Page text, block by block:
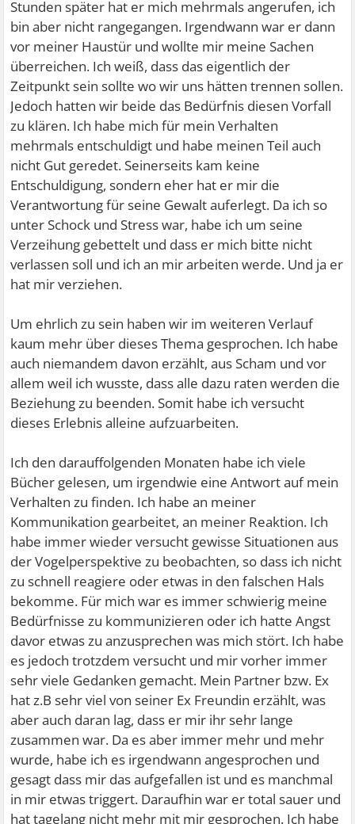
Stunden später hat er mich mehrmals angerufen, ich
bin aber nicht rangegangen. Irgendwann war er dann
vor meiner Haustür und wollte mir meine Sachen
überreichen. Ich weiß, dass das eigentlich der
Zeitpunkt sein sollte wo wir uns hätten trennen sollen.
Jedoch hatten wir beide das Bedürfnis diesen Vorfall
zu klären. Ich habe mich für mein Verhalten
mehrmals entschuldigt und habe meinen Teil auch
nicht Gut geredet. Seinerseits kam keine
Entschuldigung, sondern eher hat er mir die
Verantwortung für seine Gewalt auferlegt. Da ich so
unter Schock und Stress war, habe ich um seine
Verzeihung gebettelt und dass er mich bitte nicht
verlassen soll und ich an mir arbeiten werde. Und ja er
hat mir verziehen.
Um ehrlich zu sein haben wir im weiteren Verlauf
kaum mehr über dieses Thema gesprochen. Ich habe
auch niemandem davon erzählt, aus Scham und vor
allem weil ich wusste, dass alle dazu raten werden die
Beziehung zu beenden. Somit habe ich versucht
dieses Erlebnis alleine aufzuarbeiten.
Ich den darauffolgenden Monaten habe ich viele
Bücher gelesen, um irgendwie eine Antwort auf mein
Verhalten zu finden. Ich habe an meiner
Kommunikation gearbeitet, an meiner Reaktion. Ich
habe immer wieder versucht gewisse Situationen aus
der Vogelperspektive zu beobachten, so dass ich nicht
zu schnell reagiere oder etwas in den falschen Hals
bekomme. Für mich war es immer schwierig meine
Bedürfnisse zu kommunizieren oder ich hatte Angst
davor etwas zu anzusprechen was mich stört. Ich habe
es jedoch trotzdem versucht und mir vorher immer
sehr viele Gedanken gemacht. Mein Partner bzw. Ex
hat z.B sehr viel von seiner Ex Freundin erzählt, was
aber auch daran lag, dass er mir ihr sehr lange
zusammen war. Da es aber immer mehr und mehr
wurde, habe ich es irgendwann angesprochen und
gesagt dass mir das aufgefallen ist und es manchmal
in mir etwas triggert. Daraufhin war er total sauer und
hat tagelang nicht mehr mit mir gesprochen. Ich habe